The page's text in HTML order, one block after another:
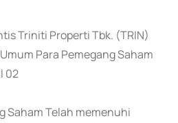
Triniti Properti Tbk. (TRIN)
Para Pemegang Saham
02
Saham Telah memenuhi